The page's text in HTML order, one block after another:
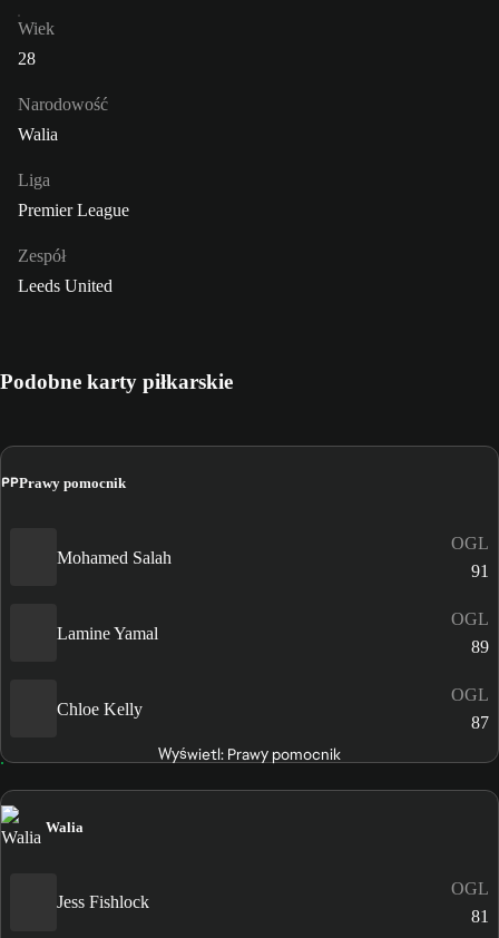
Wiek
28
Narodowość
Walia
Liga
Premier League
Zespół
Leeds United
Podobne karty piłkarskie
PPPrawy pomocnik
Mohamed Salah
OGL
91
Lamine Yamal
OGL
89
Chloe Kelly
OGL
87
Wyświetl: Prawy pomocnik
Walia
Jess Fishlock
OGL
81